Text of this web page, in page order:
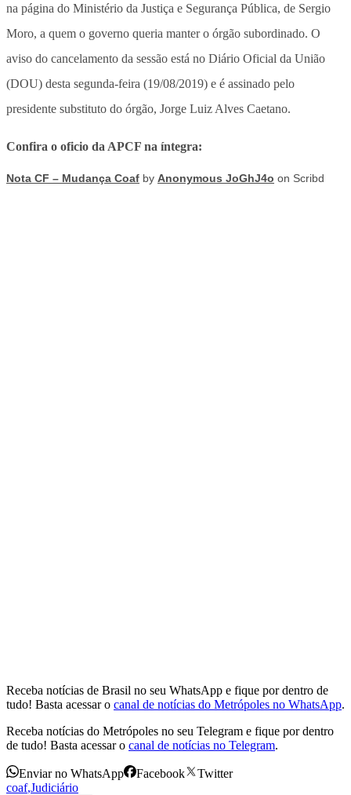
na página do Ministério da Justiça e Segurança Pública, de Sergio
Moro, a quem o governo queria manter o órgão subordinado. O
aviso do cancelamento da sessão está no Diário Oficial da União
(DOU) desta segunda-feira (19/08/2019) e é assinado pelo
presidente substituto do órgão, Jorge Luiz Alves Caetano.
Confira o oficio da APCF na íntegra:
Nota CF – Mudança Coaf by Anonymous JoGhJ4o on Scribd
Receba notícias de Brasil no seu WhatsApp e fique por dentro de
tudo! Basta acessar o canal de notícias do Metrópoles no WhatsApp.
Receba notícias do Metrópoles no seu Telegram e fique por dentro
de tudo! Basta acessar o canal de notícias no Telegram.
Enviar no WhatsApp Facebook
Twitter
coaf,Judiciário